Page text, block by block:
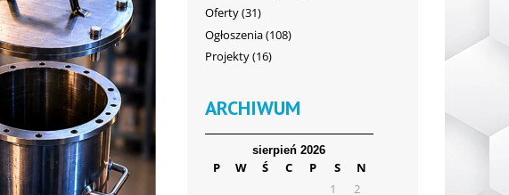
Oferty(31)
Ogłoszenia(108)
Projekty(16)
ARCHIWUM
sierpień 2026
P W Ś C P S
N
1
2